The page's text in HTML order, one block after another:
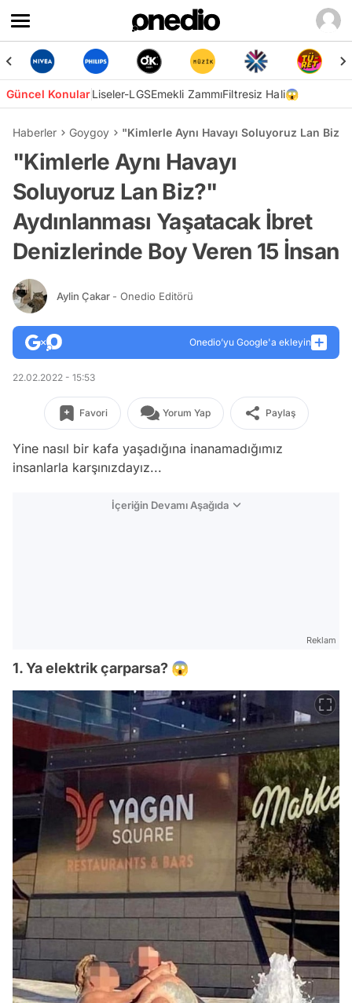
Güncel KonularLiseler-LGSEmekli ZammıFiltresiz Hali😱
Haberler Goygoy "Kimlerle Aynı Havayı Soluyoruz Lan
"Kimlerle Aynı Havayı
Soluyoruz Lan Biz?"
Aydınlanması Yaşatacak İbret
Denizlerinde Boy Veren 15 İnsan
Aylin Çakar - Onedio Editörü
Onedio’yu Google'a ekleyin
22.02.2022 - 15:53
Favori Yorum Yap Paylaş
Yine nasıl bir kafa yaşadığına inanamadığımız
insanlarla karşınızdayız...
İçeriğin Devamı Aşağıda
Reklam
1. Ya elektrik çarparsa? 😱